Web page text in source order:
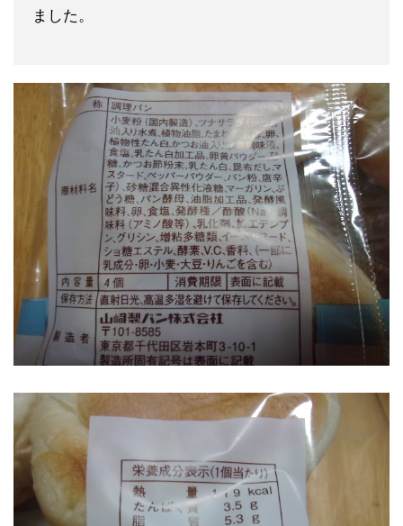
ました。